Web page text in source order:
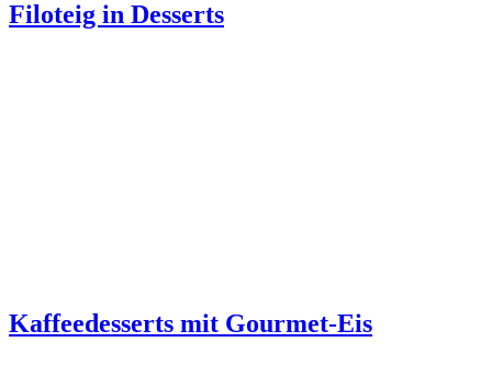
Filoteig in Desserts
Kaffeedesserts mit Gourmet-Eis